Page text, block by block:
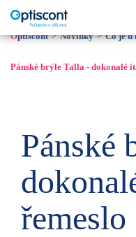
Optiscont Novinky Co je u
Pánské brýle Talla - dokonalé
Pánské
řemeslo